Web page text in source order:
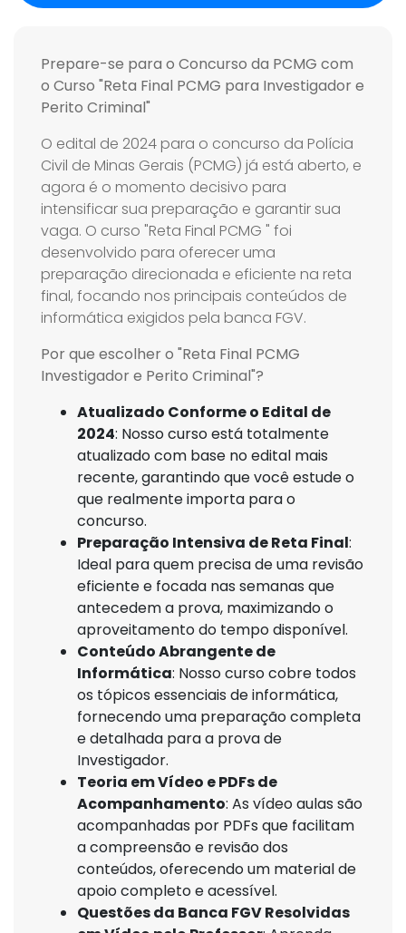
Prepare-se para o Concurso da PCMG com
o Curso "Reta Final PCMG para Investigador e
Perito Criminal"
O edital de 2024 para o concurso da Polícia
Civil de Minas Gerais (PCMG) já está aberto, e
agora é o momento decisivo para
intensificar sua preparação e garantir sua
vaga. O curso "Reta Final PCMG " foi
desenvolvido para oferecer uma
preparação direcionada e eficiente na reta
final, focando nos principais conteúdos de
informática exigidos pela banca FGV.
Por que escolher o "Reta Final PCMG
Investigador e Perito Criminal"?
Atualizado Conforme o Edital de
2024: Nosso curso está totalmente
atualizado com base no edital mais
recente, garantindo que você estude o
que realmente importa para o
concurso.
Preparação Intensiva de Reta Final:
Ideal para quem precisa de uma revisão
eficiente e focada nas semanas que
antecedem a prova, maximizando o
aproveitamento do tempo disponível.
Conteúdo Abrangente de
Informática: Nosso curso cobre todos
os tópicos essenciais de informática,
fornecendo uma preparação completa
e detalhada para a prova de
Investigador.
Teoria em Vídeo e PDFs de
Acompanhamento: As vídeo aulas são
acompanhadas por PDFs que facilitam
a compreensão e revisão dos
conteúdos, oferecendo um material de
apoio completo e acessível.
Questões da Banca FGV Resolvidas